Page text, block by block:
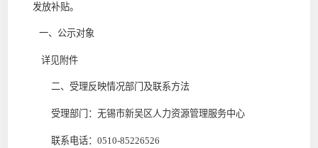
发放补贴。
一、公示对象
详见附件
二、受理反映情况部门及联系方法
受理部门：无锡市新吴区人力资源管理服务中心
联系电话： 0510-85226526